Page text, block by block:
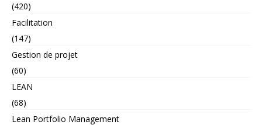
(420)
Facilitation
(147)
Gestion de projet
(60)
LEAN
(68)
Lean Portfolio Management